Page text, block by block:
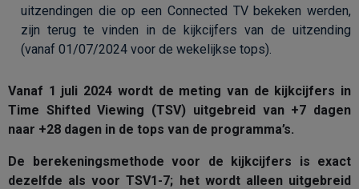
uitzendingen die op een Connected TV bekeken werden,
zijn terug te vinden in de kijkcijfers van de uitzending
(vanaf 01/07/2024 voor de wekelijkse tops).
Vanaf 1 juli 2024 wordt de meting van de kijkcijfers in
Time Shifted Viewing (TSV) uitgebreid van +7 dagen
naar +28 dagen in de tops van de programma’s.
De berekeningsmethode voor de kijkcijfers is exact
dezelfde als voor TSV1-7; het wordt alleen uitgebreid